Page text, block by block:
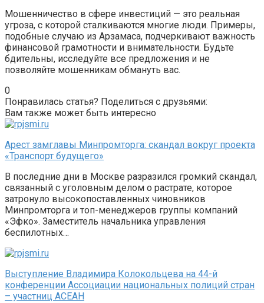
Мошенничество в сфере инвестиций — это реальная
угроза, с которой сталкиваются многие люди. Примеры,
подобные случаю из Арзамаса, подчеркивают важность
финансовой грамотности и внимательности. Будьте
бдительны, исследуйте все предложения и не
позволяйте мошенникам обмануть вас.
0
Понравилась статья? Поделиться с друзьями:
Вам также может быть интересно
Арест замглавы Минпромторга: скандал вокруг проекта
«Транспорт будущего»
В последние дни в Москве разразился громкий скандал,
связанный с уголовным делом о растрате, которое
затронуло высокопоставленных чиновников
Минпромторга и топ-менеджеров группы компаний
«Эфко». Заместитель начальника управления
беспилотных…
Выступление Владимира Колокольцева на 44-й
конференции Ассоциации национальных полиций стран
– участниц АСЕАН